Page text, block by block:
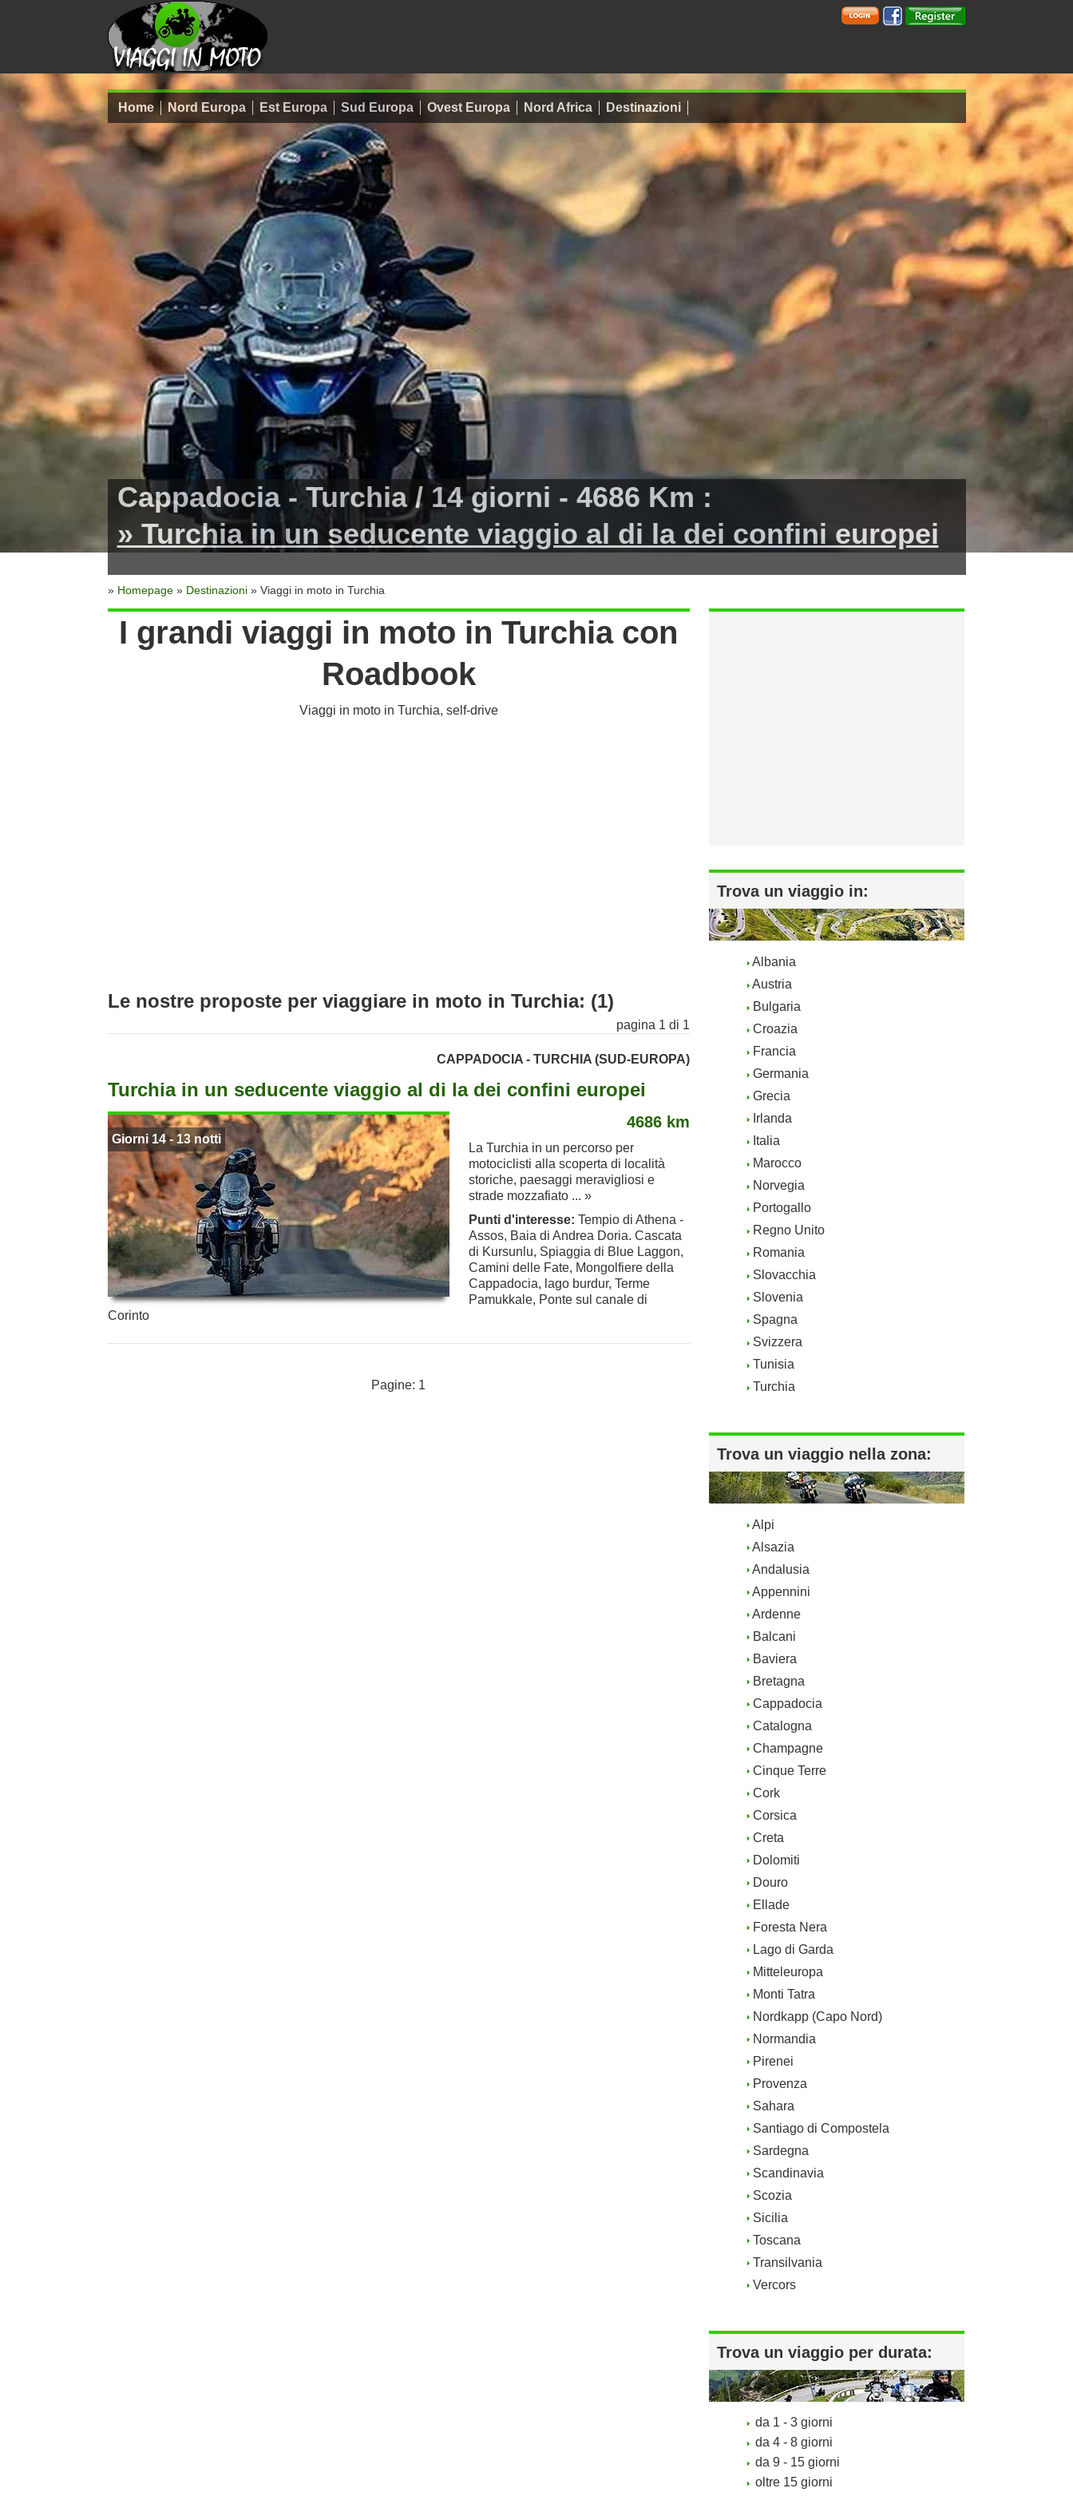
Home Nord Europa Est Europa Sud Europa Ovest Europa Nord Africa Destinazioni
Cappadocia - Turchia / 14 giorni - 4686 Km :
» Turchia in un seducente viaggio al di la dei confini europei
» Homepage» Destinazioni» Viaggi in moto in Turchia
I grandi viaggi in moto in Turchia con
Roadbook
Viaggi in moto in Turchia, self-drive
Le nostre proposte per viaggiare in moto in Turchia: (1)
pagina 1 di 1
CAPPADOCIA - TURCHIA (SUD-EUROPA)
Turchia in un seducente viaggio al di la dei confini europei
Giorni 14 - 13 notti
4686 km
La Turchia in un percorso per
motociclisti alla scoperta di località
storiche, paesaggi meravigliosi e
strade mozzafiato ... »
Punti d'interesse: Tempio di Athena -
Assos, Baia di Andrea Doria. Cascata
di Kursunlu, Spiaggia di Blue Laggon,
Camini delle Fate, Mongolfiere della
Cappadocia, lago burdur, Terme
Pamukkale, Ponte sul canale di
Corinto
Pagine: 1
Trova un viaggio in:
Albania
Austria
Bulgaria
Croazia
Francia
Germania
Grecia
Irlanda
Italia
Marocco
Norvegia
Portogallo
Regno Unito
Romania
Slovacchia
Slovenia
Spagna
Svizzera
Tunisia
Turchia
Trova un viaggio nella zona:
Alpi
Alsazia
Andalusia
Appennini
Ardenne
Balcani
Baviera
Bretagna
Cappadocia
Catalogna
Champagne
Cinque Terre
Cork
Corsica
Creta
Dolomiti
Douro
Ellade
Foresta Nera
Lago di Garda
Mitteleuropa
Monti Tatra
Nordkapp (Capo Nord)
Normandia
Pirenei
Provenza
Sahara
Santiago di Compostela
Sardegna
Scandinavia
Scozia
Sicilia
Toscana
Transilvania
Vercors
Trova un viaggio per durata:
da 1 - 3 giorni
da 4 - 8 giorni
da 9 - 15 giorni
oltre 15 giorni